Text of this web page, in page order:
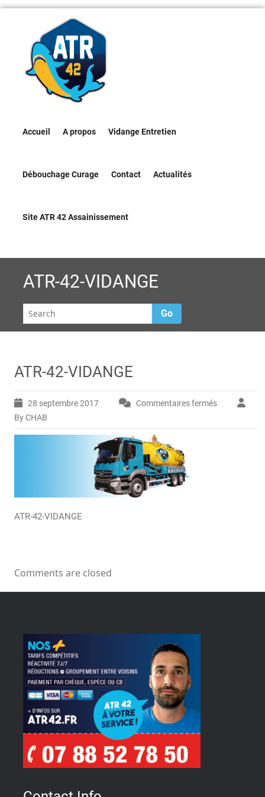
Accueil A propos Vidange Entretien
Débouchage Curage Contact Actualités
Site ATR 42 Assainissement
ATR-42-VIDANGE
Go
ATR-42-VIDANGE
28 septembre 2017 Commentaires ferméssur
By CHAB
ATR-42-VIDANGE
Comments are closed